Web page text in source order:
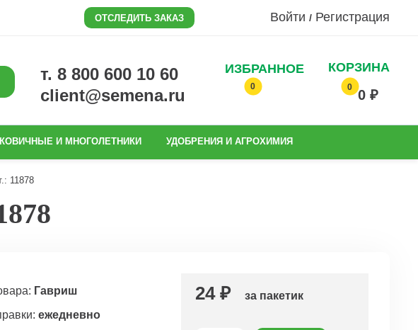
ОТСЛЕДИТЬ ЗАКАЗ Войти / Регистрация
т. 8 800 600 10 60
client@semena.ru
ИЗБРАННОЕ
0
КОРЗИНА
0
0 ₽
И МНОГОЛЕТНИКИ УДОБРЕНИЯ И АГРОХИМИЯ
11878
Гавриш
ежедневно
24 ₽ за пакетик